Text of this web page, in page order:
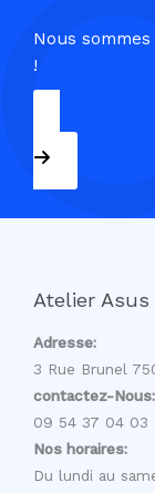
Nous
!
09 54 37 04 03
Atelier Asus
Adresse:
3 Rue Brunel
contactez-Nous:
09 54 37 04 03
Nos horaires:
Du lundi au